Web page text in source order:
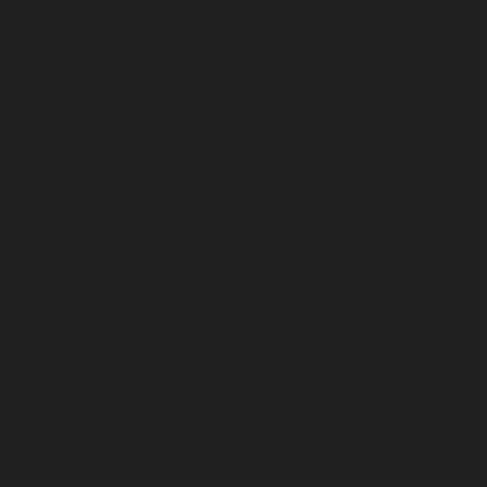
Lana Jurčević podijelila rijetku